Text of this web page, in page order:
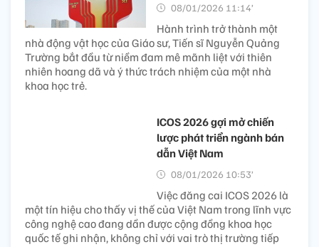
08/01/2026 11:14’
Hành trình trở thành một
nhà động vật học của Giáo sư, Tiến sĩ Nguyễn Quảng
Trường bắt đầu từ niềm đam mê mãnh liệt với thiên
nhiên hoang dã và ý thức trách nhiệm của một nhà
khoa học trẻ.
ICOS 2026 gợi mở chiến
lược phát triển ngành bán
dẫn Việt Nam
08/01/2026 10:53’
Việc đăng cai ICOS 2026 là
một tín hiệu cho thấy vị thế của Việt Nam trong lĩnh vực
công nghệ cao đang dần được cộng đồng khoa học
quốc tế ghi nhận, không chỉ với vai trò thị trường tiếp